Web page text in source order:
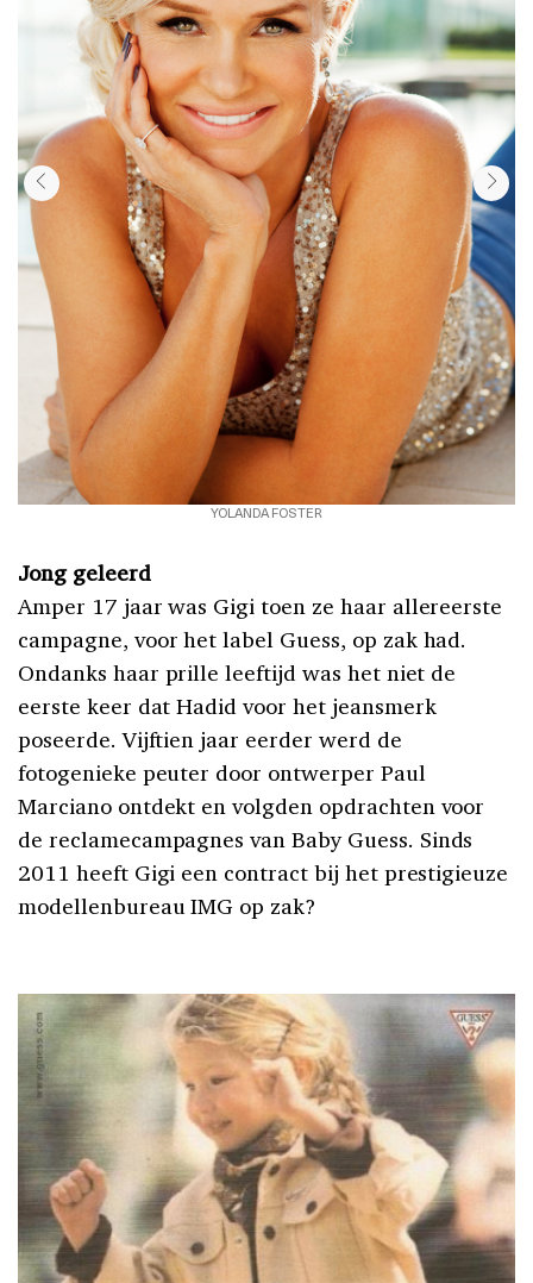
YOLANDA FOSTER
Jong geleerd
Amper 17 jaar was Gigi toen ze haar allereerste
campagne, voor het label Guess, op zak had.
Ondanks haar prille leeftijd was het niet de
eerste keer dat Hadid voor het jeansmerk
poseerde. Vijftien jaar eerder werd de
fotogenieke peuter door ontwerper Paul
Marciano ontdekt en volgden opdrachten voor
de reclamecampagnes van Baby Guess. Sinds
2011 heeft Gigi een contract bij het prestigieuze
modellenbureau IMG op zak?